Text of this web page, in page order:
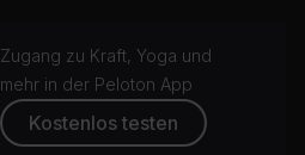
Zugang zu Kraft, Yoga und
mehr in der Peloton App
Kostenlos testen